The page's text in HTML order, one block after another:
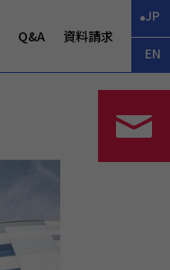
Q&A 資料請求
JP
EN